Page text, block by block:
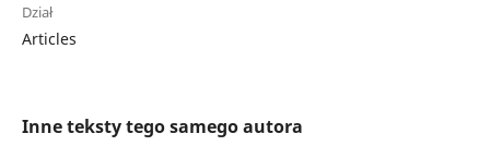
Dział
Articles
Inne teksty tego samego autora